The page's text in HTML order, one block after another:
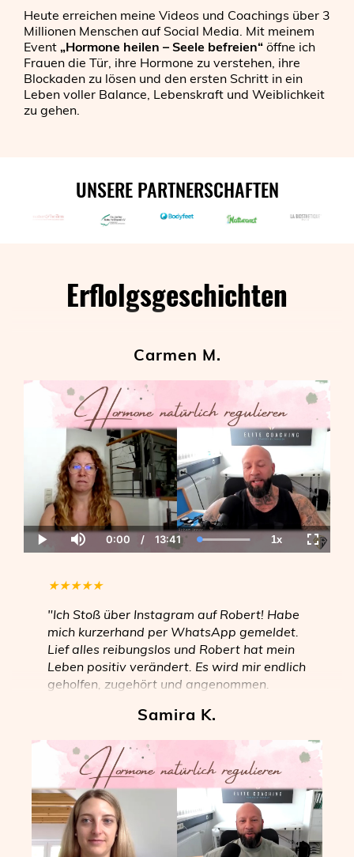
Heute erreichen meine Videos und Coachings über 3
Millionen Menschen auf Social Media. Mit meinem
Event „Hormone heilen – Seele befreien“ öffne ich
Frauen die Tür, ihre Hormone zu verstehen, ihre
Blockaden zu lösen und den ersten Schritt in ein
Leben voller Balance, Lebenskraft und Weiblichkeit
zu gehen.
UNSERE PARTNERSCHAFTEN
Erflolgsgeschichten
Carmen M.
Play Mute
Current
Time
0:00 / Duration
13:41 Loaded
100.00%
1xPlayback
Rate
★★★★★
"Ich Stoß über Instagram auf Robert! Habe
mich kurzerhand per WhatsApp gemeldet.
Lief alles reibungslos und Robert hat mein
Leben positiv verändert. Es wird mir endlich
geholfen, zugehört und angenommen.
wenn man mental einen Durchhänger hat,
ist er da, gibt wertvolle Ansichten und
Denkanstöße. Danke für dich, dein Team
und sein."
Samira K.